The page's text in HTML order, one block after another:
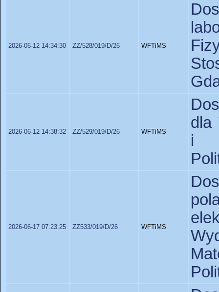
2026-06-12 14:34:30 ZZ/528/019/D/26 WFTiMS
2026-06-12 14:38:32 ZZ/529/019/D/26 WFTiMS
dla
i
2026-06-17 07:23:25 ZZ533/019/D/26 WFTiMS